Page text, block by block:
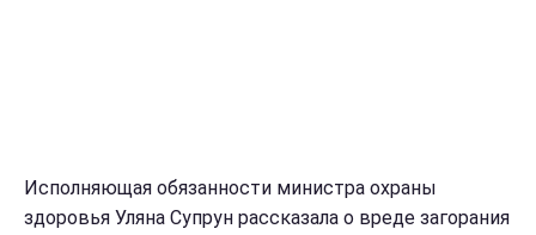
Исполняющая обязанности министра охраны
здоровья Уляна Супрун рассказала о вреде загорания